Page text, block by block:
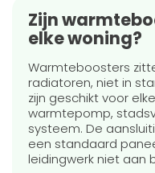
Zijn
elke woning?
Warmteboosters
radiatoren, niet in
zijn geschikt voor
warmtepomp,
systeem. De
een standaard
leidingwerk niet aan